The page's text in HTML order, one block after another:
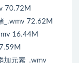
70.72M
_.wmv 72.62M
16.44M
加元素_.wmv